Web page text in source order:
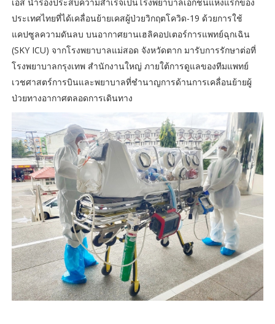
ประเทศไทยที่ได้เคลื่อนย้ายเคสผู้ป่วยวิกฤตโควิด-19 ด้วยการใช้
แคปซูลความดันลบ บนอากาศยานเฮลิคอปเตอร์การแพทย์ฉุกเฉิน
(SKY ICU) จากโรงพยาบาลแม่สอด จังหวัดตาก มารับการรักษาต่อที่
โรงพยาบาลกรุงเทพ สำนักงานใหญ่ ภายใต้การดูแลของทีมแพทย์
เวชศาสตร์การบินและพยาบาลที่ชำนาญการด้านการเคลื่อนย้ายผู้
ป่วยทางอากาศตลอดการเดินทาง